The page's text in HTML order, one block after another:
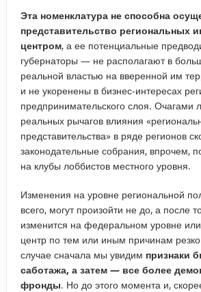
Эта номенклатура не способна
представительство региональных
центром, а ее потенциальные
губернаторы — не располагают в
реальной властью на вверенной им
и не укоренены в бизнес-интересах
предпринимательского слоя. Очагами
реальных рычагов влияния
представительства» в ряде регионов
законодательные собрания, впрочем,
на клубы лоббистов местного уровня.
Изменения на уровне региональной
всего, могут произойти не до, а после
изменится на федеральном уровне
центр по тем или иным причинам
случае сначала мы увидим признаки
саботажа, а затем — все более
фронды. Но до этого момента и,